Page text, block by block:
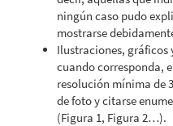
ningún caso pudo
mostrarse
Ilustraciones, gráficos
cuando corresponda,
resolución mínima de
de foto y citarse
(Figura 1, Figura 2…).